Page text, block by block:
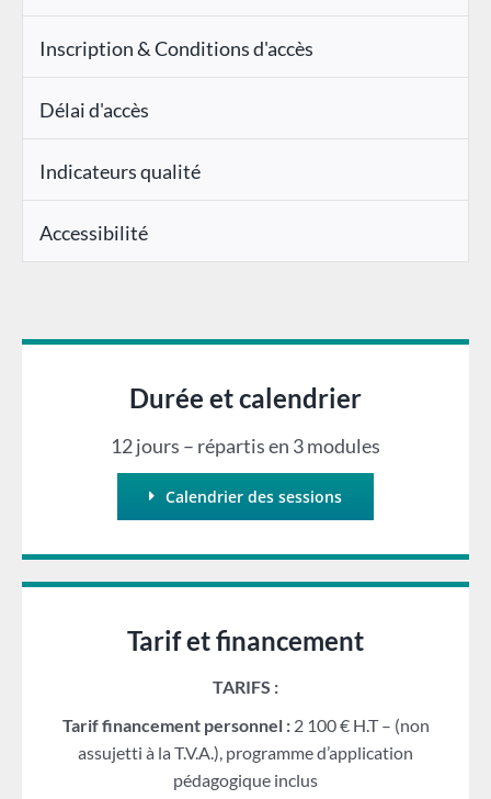
Inscription & Conditions d'accès
Délai d'accès
Indicateurs qualité
Accessibilité
Durée et calendrier
12 jours – répartis en 3 modules
Calendrier des sessions
Tarif et financement
TARIFS :
Tarif financement personnel : 2 100 € H.T – (non
assujetti à la T.V.A.), programme d’application
pédagogique inclus